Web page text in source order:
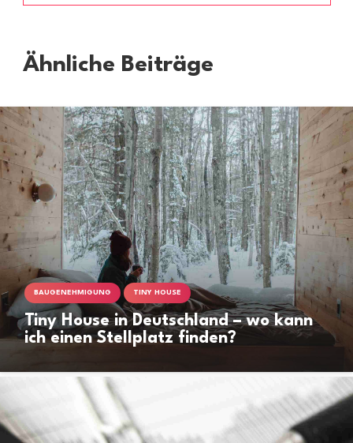
Ähnliche Beiträge
BAUGENEHMIGUNG TINY HOUSE
Tiny House in Deutschland – wo kann
ich einen Stellplatz finden?